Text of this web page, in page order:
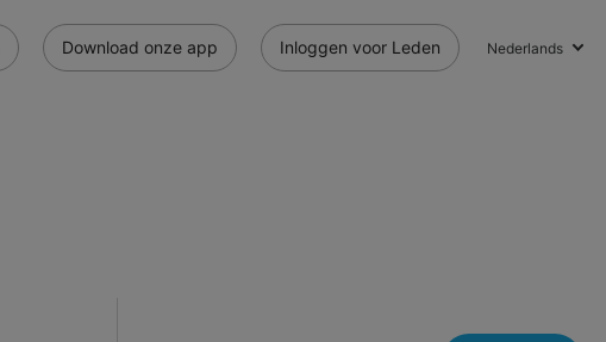
Download onze app Inloggen voor Leden Nederlands